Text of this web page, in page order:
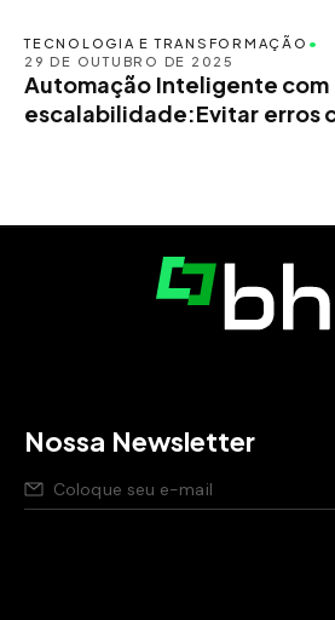
TECNOLOGIA E TRANSFORMAÇÃO •
29 DE OUTUBRO DE 2025
Automação Inteligente com
escalabilidade:Evitar erros
Nossa Newsletter